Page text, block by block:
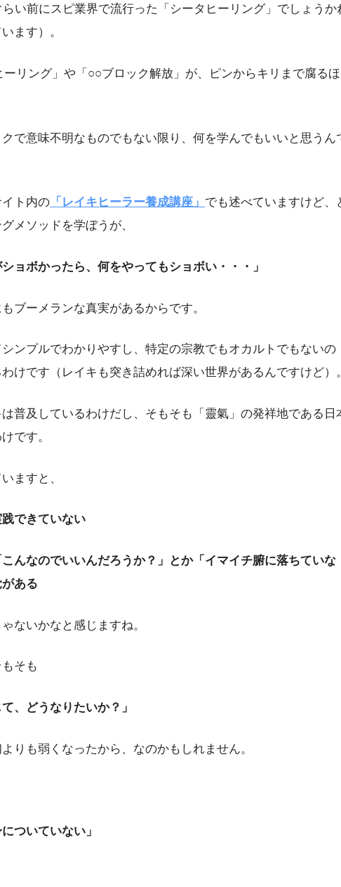
い前にスピ業界で流行った「シータヒーリング」でしょうか
ます）。
リング」や「○○ブロック解放」が、ピンからキリまで腐る
で意味不明なものでもない限り、何を学んでもいいと思うん
ト内の 「レイキヒーラー養成講座」 でも述べていますけど、
メソッドを学ぼうが、
ョボかったら、何をやってもショボい・・・」
ブーメランな真実があるからです。
ンプルでわかりやすし、特定の宗教でもオカルトでもないの
けです（レイキも突き詰めれば深い世界があるんですけど）。
普及しているわけだし、そもそも「靈氣」の発祥地である日
です。
ますと、
できていない
こんなのでいいんだろうか？」とか「イマイチ腑に落ちていな
ある
ないかなと感じますね。
そも
、どうなりたいか？」
りも弱くなったから、なのかもしれません。
ついていない」